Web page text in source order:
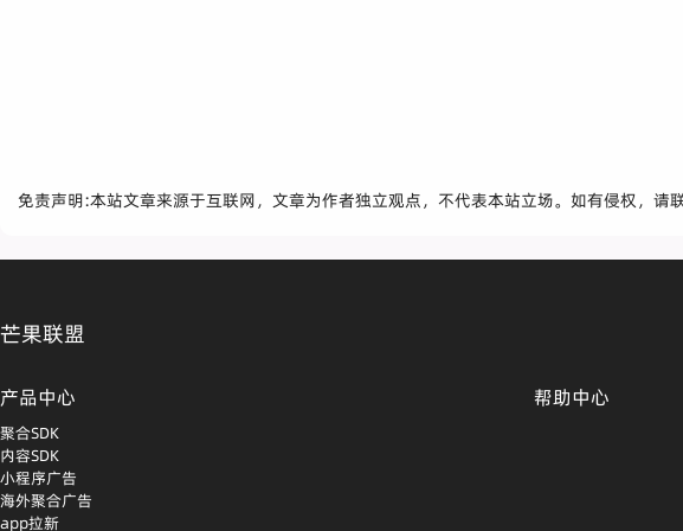
免责声明:本站文章来源于互联网，文章为作者独立观点，不代表本站立场。如有侵权，请联
芒果联盟
产品中心
聚合SDK
内容SDK
小程序广告
海外聚合广告
app拉新
帮助中心